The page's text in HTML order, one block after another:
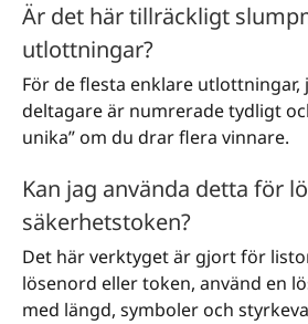
Är det här tillräckligt
utlottningar?
För de flesta enklare utlottningar,
deltagare är numrerade tydligt
unika” om du drar flera vinnare.
Kan jag använda detta för
säkerhetstoken?
Det här verktyget är gjort för
lösenord eller token, använd en
med längd, symboler och